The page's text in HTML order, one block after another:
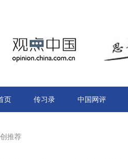
页 传习录 中国网评
推荐